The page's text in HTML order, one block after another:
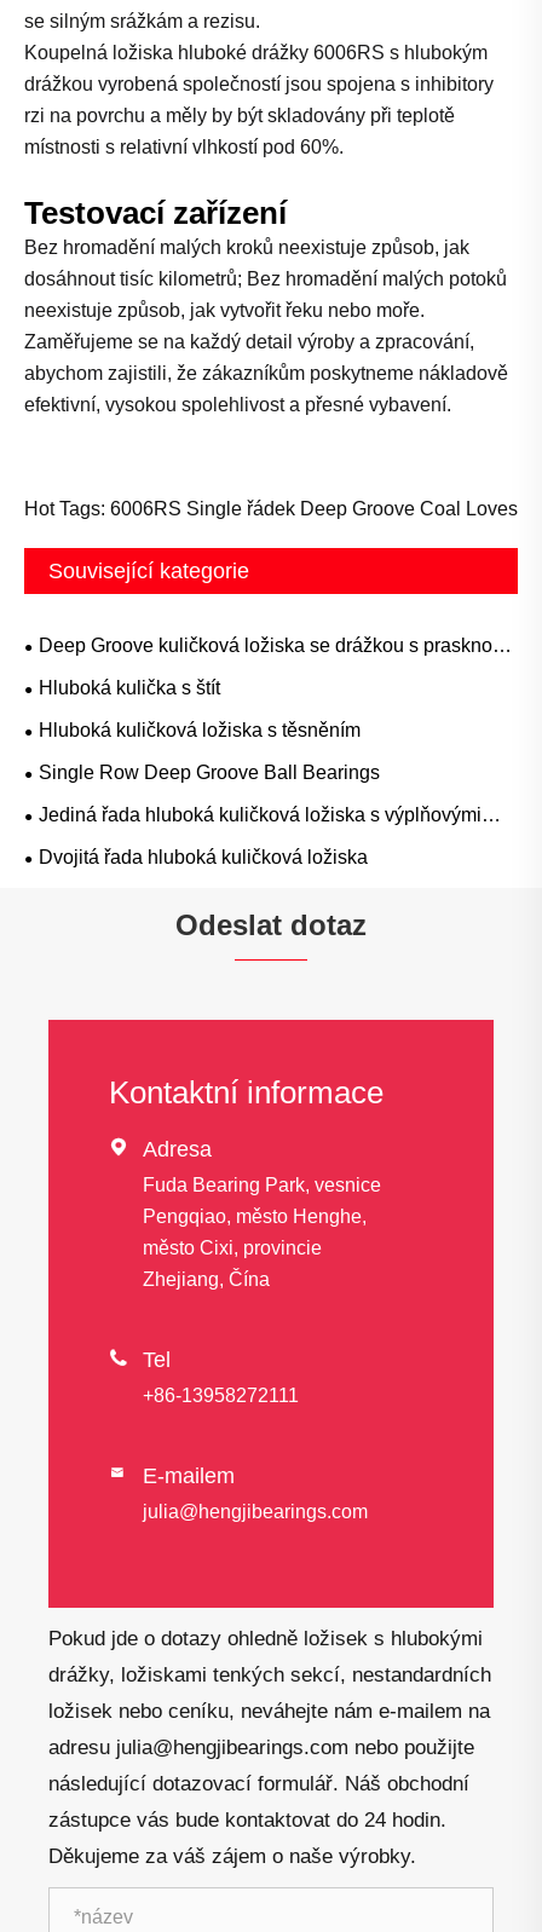
se silným srážkám a rezisu.
Koupelná ložiska hluboké drážky 6006RS s hlubokým
drážkou vyrobená společností jsou spojena s inhibitory
rzi na povrchu a měly by být skladovány při teplotě
místnosti s relativní vlhkostí pod 60%.
Testovací zařízení
Bez hromadění malých kroků neexistuje způsob, jak
dosáhnout tisíc kilometrů; Bez hromadění malých potoků
neexistuje způsob, jak vytvořit řeku nebo moře.
Zaměřujeme se na každý detail výroby a zpracování,
abychom zajistili, že zákazníkům poskytneme nákladově
efektivní, vysokou spolehlivost a přesné vybavení.
Hot Tags: 6006RS Single řádek Deep Groove Coal Loves
Související kategorie
Deep Groove kuličková ložiska se drážkou s prasknou
prstenem
Hluboká kulička s štít
Hluboká kuličková ložiska s těsněním
Single Row Deep Groove Ball Bearings
Jediná řada hluboká kuličková ložiska s výplňovými
sloty
Dvojitá řada hluboká kuličková ložiska
Odeslat dotaz
Kontaktní informace
 Adresa
Fuda Bearing Park, vesnice
Pengqiao, město Henghe,
město Cixi, provincie
Zhejiang, Čína
 Tel
+86-13958272111
 E-mailem
julia@hengjibearings.com
Pokud jde o dotazy ohledně ložisek s hlubokými
drážky, ložiskami tenkých sekcí, nestandardních
ložisek nebo ceníku, neváhejte nám e-mailem na
adresu julia@hengjibearings.com nebo použijte
následující dotazovací formulář. Náš obchodní
zástupce vás bude kontaktovat do 24 hodin.
Děkujeme za váš zájem o naše výrobky.